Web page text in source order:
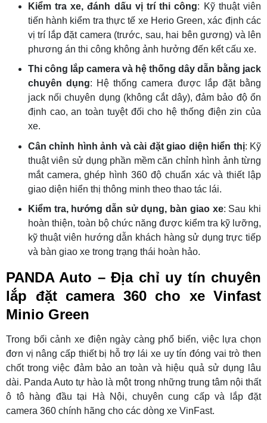
Kiểm tra xe, đánh dấu vị trí thi công: Kỹ thuật viên
tiến hành kiểm tra thực tế xe Herio Green, xác định các
vị trí lắp đặt camera (trước, sau, hai bên gương) và lên
phương án thi công không ảnh hưởng đến kết cấu xe.
Thi công lắp camera và hệ thống dây dẫn bằng jack
chuyên dụng: Hệ thống camera được lắp đặt bằng
jack nối chuyên dụng (không cắt dây), đảm bảo độ ổn
định cao, an toàn tuyệt đối cho hệ thống điện zin của
xe.
Cân chỉnh hình ảnh và cài đặt giao diện hiển thị: Kỹ
thuật viên sử dụng phần mềm căn chỉnh hình ảnh từng
mắt camera, ghép hình 360 độ chuẩn xác và thiết lập
giao diện hiển thị thông minh theo thao tác lái.
Kiểm tra, hướng dẫn sử dụng, bàn giao xe: Sau khi
hoàn thiện, toàn bộ chức năng được kiểm tra kỹ lưỡng,
kỹ thuật viên hướng dẫn khách hàng sử dụng trực tiếp
và bàn giao xe trong trạng thái hoàn hảo.
PANDA Auto – Địa chỉ uy tín chuyên
lắp đặt camera 360 cho xe Vinfast
Minio Green
Trong bối cảnh xe điện ngày càng phổ biến, việc lựa chọn
đơn vị nâng cấp thiết bị hỗ trợ lái xe uy tín đóng vai trò then
chốt trong việc đảm bảo an toàn và hiệu quả sử dụng lâu
dài. Panda Auto tự hào là một trong những trung tâm nội thất
ô tô hàng đầu tại Hà Nội, chuyên cung cấp và lắp đặt
camera 360 chính hãng cho các dòng xe VinFast.